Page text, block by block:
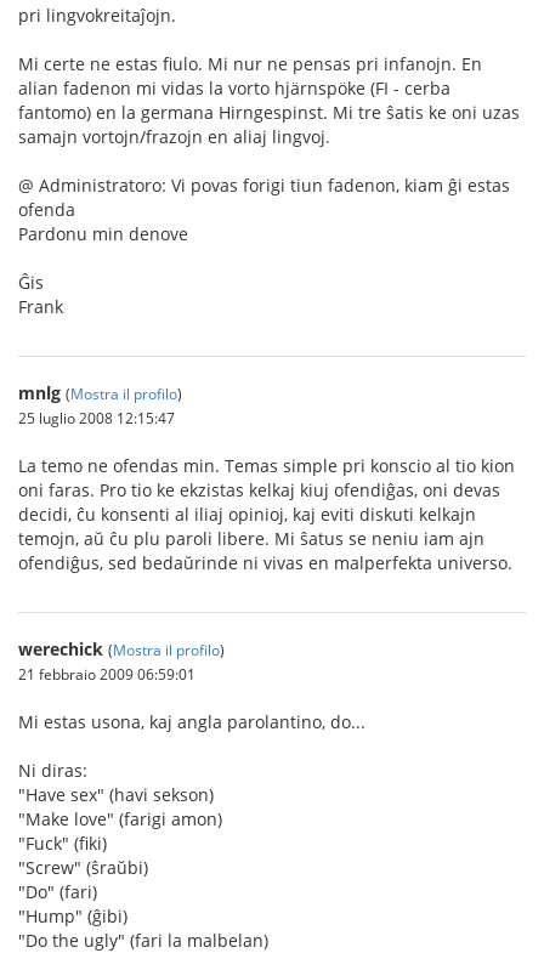
pri lingvokreitaĵojn.
Mi certe ne estas fiulo. Mi nur ne pensas pri infanojn. En
alian fadenon mi vidas la vorto hjärnspöke (FI - cerba
fantomo) en la germana Hirngespinst. Mi tre ŝatis ke oni uzas
samajn vortojn/frazojn en aliaj lingvoj.
@ Administratoro: Vi povas forigi tiun fadenon, kiam ĝi estas
ofenda
Pardonu min denove
Ĝis
Frank
mnlg (Mostra il profilo)
25 luglio 2008 12:15:47
La temo ne ofendas min. Temas simple pri konscio al tio kion
oni faras. Pro tio ke ekzistas kelkaj kiuj ofendiĝas, oni devas
decidi, ĉu konsenti al iliaj opinioj, kaj eviti diskuti kelkajn
temojn, aŭ ĉu plu paroli libere. Mi ŝatus se neniu iam ajn
ofendiĝus, sed bedaŭrinde ni vivas en malperfekta universo.
werechick (Mostra il profilo)
21 febbraio 2009 06:59:01
Mi estas usona, kaj angla parolantino, do...
Ni diras:
"Have sex" (havi sekson)
"Make love" (farigi amon)
"Fuck" (fiki)
"Screw" (ŝraŭbi)
"Do" (fari)
"Hump" (ĝibi)
"Do the ugly" (fari la malbelan)